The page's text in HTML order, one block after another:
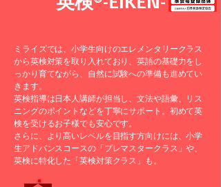
ミライズでは、小学生向けのエレメンタリークラス
から英検対策を取り入れており、英語の基礎力をし
っかり育てながら、自然に試験への準備も進めてい
きます。
英検指導は日本人講師が担当し、文法や語彙、リス
ニングのポイントなどを丁寧にサポート。初めて英
検を受けるお子様でも安心です。
さらに、より高いレベルを目指す方向けには、小学
生アドバンスコースの「プレマスタークラス」や、
英検に特化した「英検対策クラス」も。